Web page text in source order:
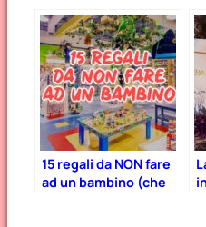
nascita!
15 regali da NON fare
ad un bambino (che